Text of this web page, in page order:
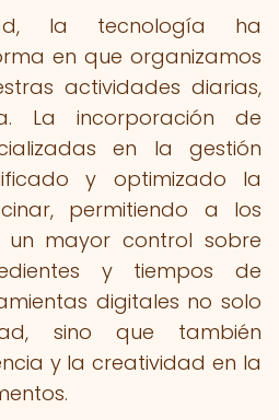
la tecnología ha
en que organizamos
actividades diarias,
La incorporación de
en la gestión
y optimizado la
permitiendo a los
un mayor control sobre
y tiempos de
digitales no solo
sino que también
y la creatividad en la